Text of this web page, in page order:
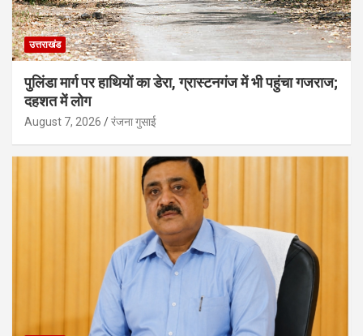
उत्तराखंड
पुलिंडा मार्ग पर हाथियों का डेरा, ग्रास्टनगंज में भी पहुंचा गजराज;
दहशत में लोग
August 7, 2026 रंजना गुसाई